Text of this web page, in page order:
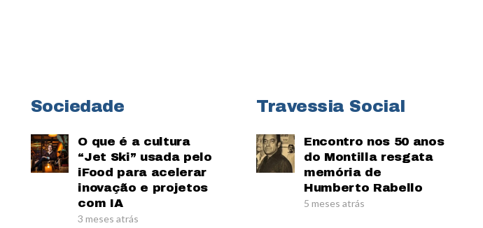
Sociedade
O que é a cultura
“Jet Ski” usada pelo
iFood para acelerar
inovação e projetos
com IA
3 meses atrás
Travessia Social
Encontro nos 50 anos
do Montilla resgata
memória de
Humberto Rabello
5 meses atrás